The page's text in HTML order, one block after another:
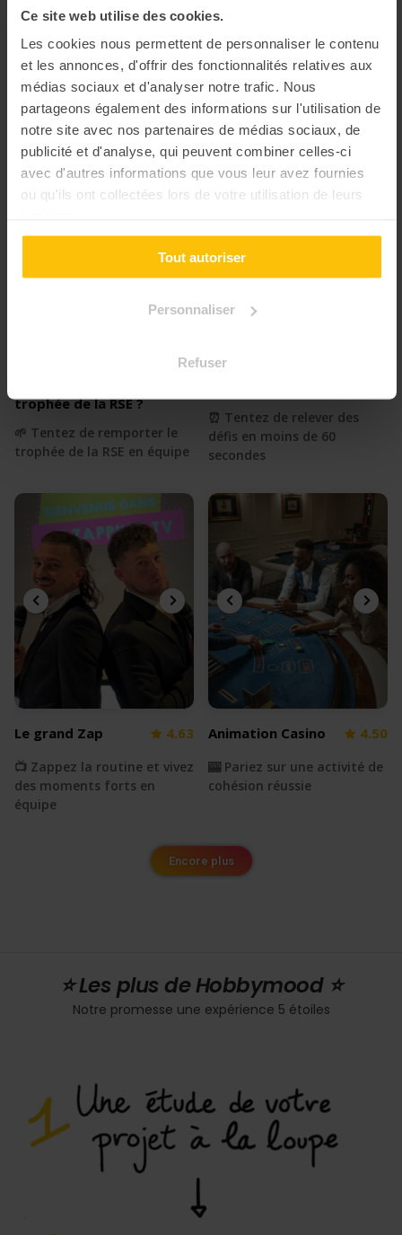
Ce site web utilise des cookies.
Les cookies nous permettent de personnaliser le contenu
et les annonces, d'offrir des fonctionnalités relatives aux
médias sociaux et d'analyser notre trafic. Nous
partageons également des informations sur l'utilisation de
notre site avec nos partenaires de médias sociaux, de
publicité et d'analyse, qui peuvent combiner celles-ci
avec d'autres informations que vous leur avez fournies
ou qu'ils ont collectées lors de votre utilisation de leurs
Tout autoriser
Personnaliser
Refuser
Burger Quiz
🍔 La secret sauce pour
passer un moment
d'exception
Qui veut gagner de
la cohésion ?
⭐️ Tentez de gagner le
grand lot de la cohésion
trophée de la RSE ?
🌱 Tentez de remporter le
trophée de la RSE en équipe
⏰ Tentez de relever des
défis en moins de 60
secondes
Le grand Zap 4.63
📺 Zappez la routine et vivez
des moments forts en
équipe
Animation Casino 4.50
🎰 Pariez sur une activité de
cohésion réussie
Encore plus
⭐️ Les plus de Hobbymood ⭐️
Notre promesse une expérience 5 étoiles